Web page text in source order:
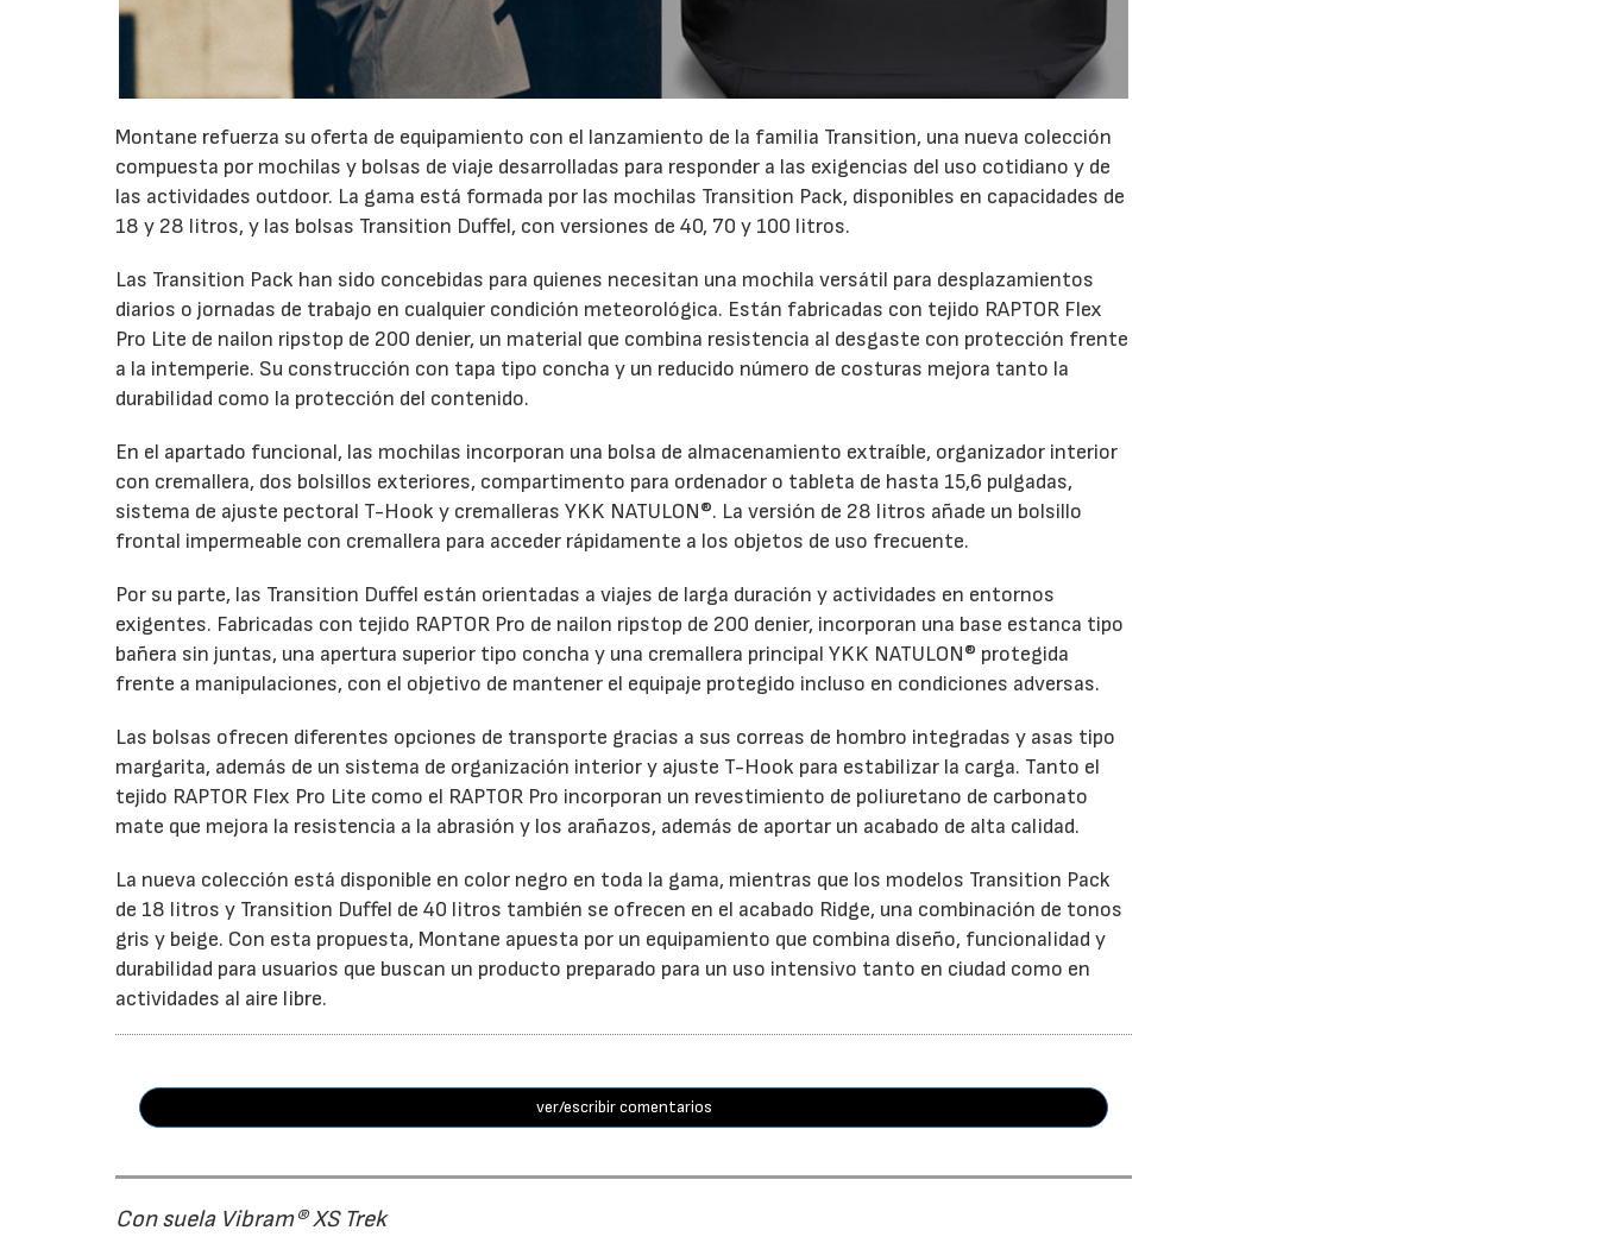
Montane refuerza su oferta de equipamiento con el lanzamiento de la familia Transition, una nueva colección
compuesta por mochilas y bolsas de viaje desarrolladas para responder a las exigencias del uso cotidiano y de
las actividades outdoor. La gama está formada por las mochilas Transition Pack, disponibles en capacidades de
18 y 28 litros, y las bolsas Transition Duffel, con versiones de 40, 70 y 100 litros.
Las Transition Pack han sido concebidas para quienes necesitan una mochila versátil para desplazamientos
diarios o jornadas de trabajo en cualquier condición meteorológica. Están fabricadas con tejido RAPTOR Flex
Pro Lite de nailon ripstop de 200 denier, un material que combina resistencia al desgaste con protección frente
a la intemperie. Su construcción con tapa tipo concha y un reducido número de costuras mejora tanto la
durabilidad como la protección del contenido.
En el apartado funcional, las mochilas incorporan una bolsa de almacenamiento extraíble, organizador interior
con cremallera, dos bolsillos exteriores, compartimento para ordenador o tableta de hasta 15,6 pulgadas,
sistema de ajuste pectoral T-Hook y cremalleras YKK NATULON®. La versión de 28 litros añade un bolsillo
frontal impermeable con cremallera para acceder rápidamente a los objetos de uso frecuente.
Por su parte, las Transition Duffel están orientadas a viajes de larga duración y actividades en entornos
exigentes. Fabricadas con tejido RAPTOR Pro de nailon ripstop de 200 denier, incorporan una base estanca tipo
bañera sin juntas, una apertura superior tipo concha y una cremallera principal YKK NATULON® protegida
frente a manipulaciones, con el objetivo de mantener el equipaje protegido incluso en condiciones adversas.
Las bolsas ofrecen diferentes opciones de transporte gracias a sus correas de hombro integradas y asas tipo
margarita, además de un sistema de organización interior y ajuste T-Hook para estabilizar la carga. Tanto el
tejido RAPTOR Flex Pro Lite como el RAPTOR Pro incorporan un revestimiento de poliuretano de carbonato
mate que mejora la resistencia a la abrasión y los arañazos, además de aportar un acabado de alta calidad.
La nueva colección está disponible en color negro en toda la gama, mientras que los modelos Transition Pack
de 18 litros y Transition Duffel de 40 litros también se ofrecen en el acabado Ridge, una combinación de tonos
gris y beige. Con esta propuesta, Montane apuesta por un equipamiento que combina diseño, funcionalidad y
durabilidad para usuarios que buscan un producto preparado para un uso intensivo tanto en ciudad como en
actividades al aire libre.
ver/escribir comentarios
Con suela Vibram® XS Trek